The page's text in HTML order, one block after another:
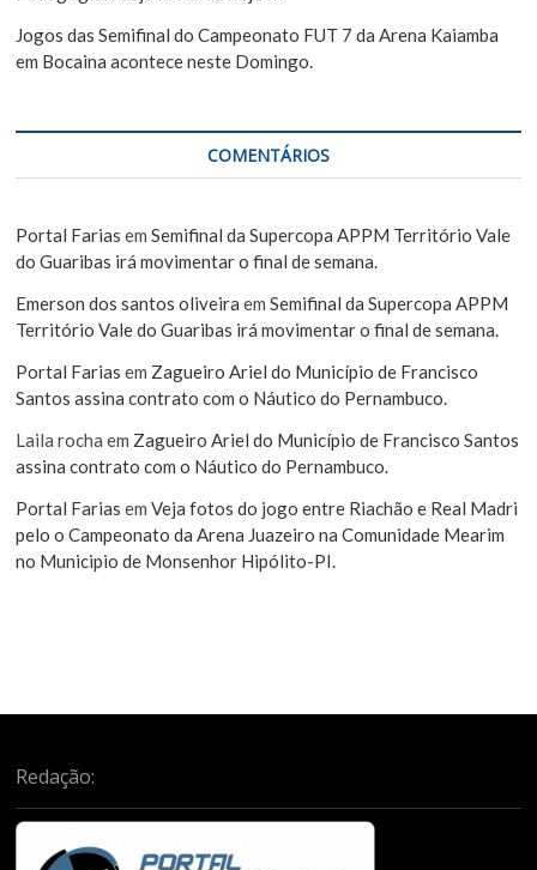
Jogos das Semifinal do Campeonato FUT 7 da Arena Kaiamba
em Bocaina acontece neste Domingo.
COMENTÁRIOS
Portal Farias emSemifinal da Supercopa APPM Território Vale
do Guaribas irá movimentar o final de semana.
Emerson dos santos oliveira emSemifinal da Supercopa APPM
Território Vale do Guaribas irá movimentar o final de semana.
Portal Farias em Zagueiro Ariel do Município de Francisco
Santos assina contrato com o Náutico do Pernambuco.
Laila rocha em Zagueiro Ariel do Município de Francisco Santos
assina contrato com o Náutico do Pernambuco.
Portal Farias emVeja fotos do jogo entre Riachão e Real Madri
pelo o Campeonato da Arena Juazeiro na Comunidade Mearim
no Municipio de Monsenhor Hipólito-PI.
Redação: